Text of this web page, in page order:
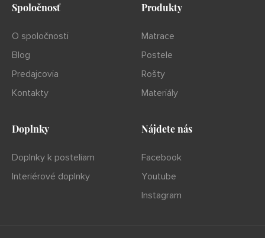
Spoločnosť
O spoločnosti
Blog
Predajcovia
Kontakty
Produkty
Matrace
Postele
Rošty
Materiály
Doplnky
Doplnky k posteliam
Interiérové doplnky
Nájdete nás
Facebook
Youtube
Instagram